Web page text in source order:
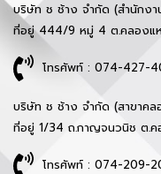
บริษัท ช ช้าง จำกัด (สำนักง
ที่อยู่ 444/9 หมู่ 4 ต.คลองแ
โทรศัพท์ : 074-427-
บริษัท ช ช้าง จำกัด (สาขาคล
ที่อยู่ 1/34 ถ.กาญจนวนิช ต.ค
โทรศัพท์ : 074-209-